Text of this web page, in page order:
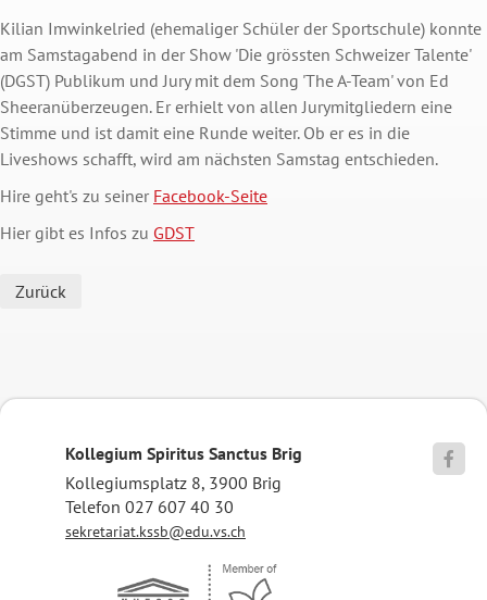
Kilian Imwinkelried (ehemaliger Schüler der Sportschule) konnte
am Samstagabend in der Show 'Die grössten Schweizer Talente'
(DGST) Publikum und Jury mit dem Song 'The A-Team' von Ed
Sheeranüberzeugen. Er erhielt von allen Jurymitgliedern eine
Stimme und ist damit eine Runde weiter. Ob er es in die
Liveshows schafft, wird am nächsten Samstag entschieden.
Hire geht's zu seiner Facebook-Seite
Hier gibt es Infos zu GDST
Zurück
Kollegium Spiritus Sanctus Brig
Kollegiumsplatz 8, 3900 Brig
Telefon 027 607 40 30
sekretariat.kssb@edu.vs.ch
